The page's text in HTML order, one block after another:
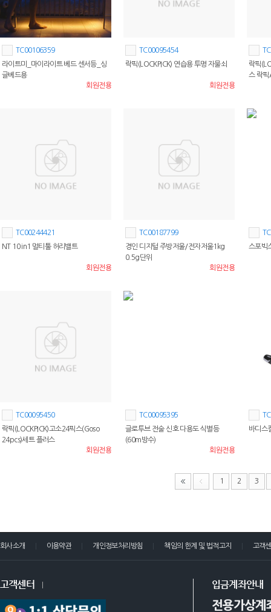
TC00106359
라이트미_마이라이트 베드 센서등_싱
글베드용
회원전용
TC00095454
락픽(LOCKPICK) 연습용 투명 자물쇠
회원전용
락픽
스 락픽
TC00244421
NT 10 in1 멀티툴 허리밸트
회원전용
TC00187799
경인 디지털 주방저울/전자저울1kg
0.5g단위
회원전용
스포빅
TC00095450
락픽(LOCKPICK)고소24픽스(Goso
24pcs)세트 플러스
회원전용
TC00095395
글로투브 전술 신호 다용도 식별등
(60m방수)
회원전용
바디스
1 2 3
회사소개 이용약관 개인정보처리방침 책임의 한계 및 법적고지 고객
고객센터 입금계좌안내
전용가상계